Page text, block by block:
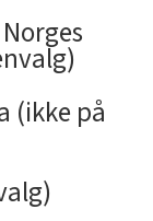
(ikke på